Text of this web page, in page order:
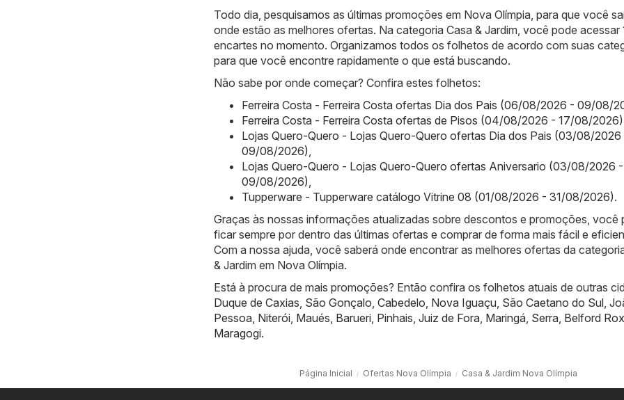
Todo dia, pesquisamos as últimas promoções em Nova Olímpia, para que você
onde estão as melhores ofertas. Na categoria Casa & Jardim, você pode acessar
encartes no momento. Organizamos todos os folhetos de acordo com suas
para que você encontre rapidamente o que está buscando.
Não sabe por onde começar? Confira estes folhetos:
Ferreira Costa - Ferreira Costa ofertas Dia dos Pais (06/08/2026 - 09/08/
Ferreira Costa - Ferreira Costa ofertas de Pisos (04/08/2026 - 17/08/2026)
Lojas Quero-Quero - Lojas Quero-Quero ofertas Dia dos Pais (03/08/2026
09/08/2026)
Lojas Quero-Quero - Lojas Quero-Quero ofertas Aniversario (03/08/2026 -
09/08/2026)
Tupperware - Tupperware catálogo Vitrine 08 (01/08/2026 - 31/08/2026).
Graças às nossas informações atualizadas sobre descontos e promoções, você
ficar sempre por dentro das últimas ofertas e comprar de forma mais fácil e
Com a nossa ajuda, você saberá onde encontrar as melhores ofertas da
& Jardim em Nova Olímpia.
Está à procura de mais promoções? Então confira os folhetos atuais de outras
Duque de Caxias São Gonçalo Cabedelo Nova Iguaçu São Caetano do Sul
Pessoa Niterói Maués Barueri Pinhais Juiz de Fora Maringá Serra Belford
Maragogi.
Página Inicial Ofertas Nova Olímpia Casa & Jardim Nova Olímpia